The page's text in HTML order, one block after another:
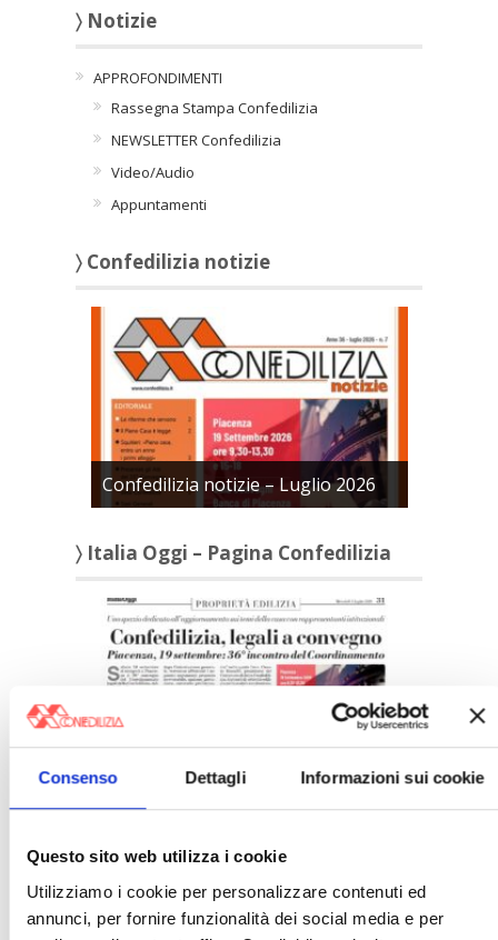
Consenso Dettagli Informazioni sui cookie
Questo sito web utilizza i cookie
Utilizziamo i cookie per personalizzare contenuti ed
annunci, per fornire funzionalità dei social media e per
〉 Notizie
APPROFONDIMENTI
Rassegna Stampa Confedilizia
NEWSLETTER Confedilizia
Video/Audio
Appuntamenti
〉 Confedilizia notizie
Confedilizia notizie – Luglio 2026
〉 Italia Oggi – Pagina Confedilizia
Italia Oggi – Luglio 2026